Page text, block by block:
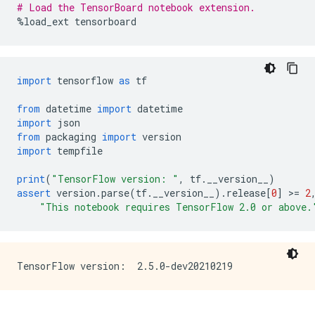
# Load the TensorBoard notebook extension.
%load_ext tensorboard
import tensorflow as tf
from datetime import datetime
import json
from packaging import version
import tempfile
print( "TensorFlow version: " , tf. __version__
)
assert version .parse(tf. __version__ ). release[0] >= 2
"This notebook requires TensorFlow 2.0 or